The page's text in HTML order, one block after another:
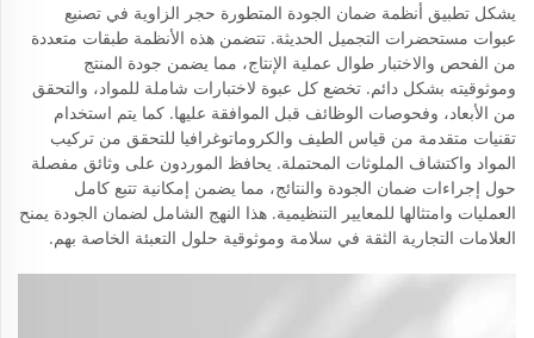
يشكل تطبيق أنظمة ضمان الجودة المتطورة حجر الزاوية في تصنيع
عبوات مستحضرات التجميل الحديثة. تتضمن هذه الأنظمة طبقات متعددة
من الفحص والاختبار طوال عملية الإنتاج، مما يضمن جودة المنتج
وموثوقيته بشكل دائم. تخضع كل عبوة لاختبارات شاملة للمواد، والتحقق
من الأبعاد، وفحوصات الوظائف قبل الموافقة عليها. كما يتم استخدام
تقنيات متقدمة من قياس الطيف والكروماتوغرافيا للتحقق من تركيب
المواد واكتشاف الملوثات المحتملة. يحافظ الموردون على وثائق مفصلة
حول إجراءات ضمان الجودة والنتائج، مما يضمن إمكانية تتبع كامل
العمليات وامتثالها للمعايير التنظيمية. هذا النهج الشامل لضمان الجودة يمنح
العلامات التجارية الثقة في سلامة وموثوقية حلول التعبئة الخاصة بهم.